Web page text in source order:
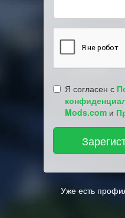
Я согласен с
Mods.com и
Уже есть